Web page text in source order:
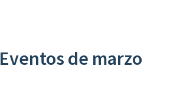
Eventos de marzo